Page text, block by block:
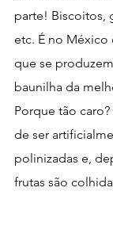
parte! Biscoitos,
etc. É no México
que se
baunilha da
Porque tão
de ser
polinizadas e,
frutas são